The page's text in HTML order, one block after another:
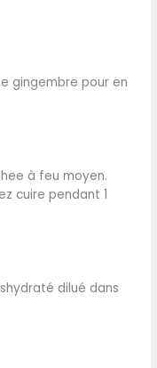
gingembre pour en
à feu moyen.
cuire pendant 1
dilué dans